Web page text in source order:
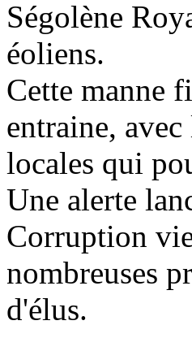
Ségolène
éoliens.
Cette manne
entraine,
locales qui
Une alerte
Corruption
nombreuses
d'élus.